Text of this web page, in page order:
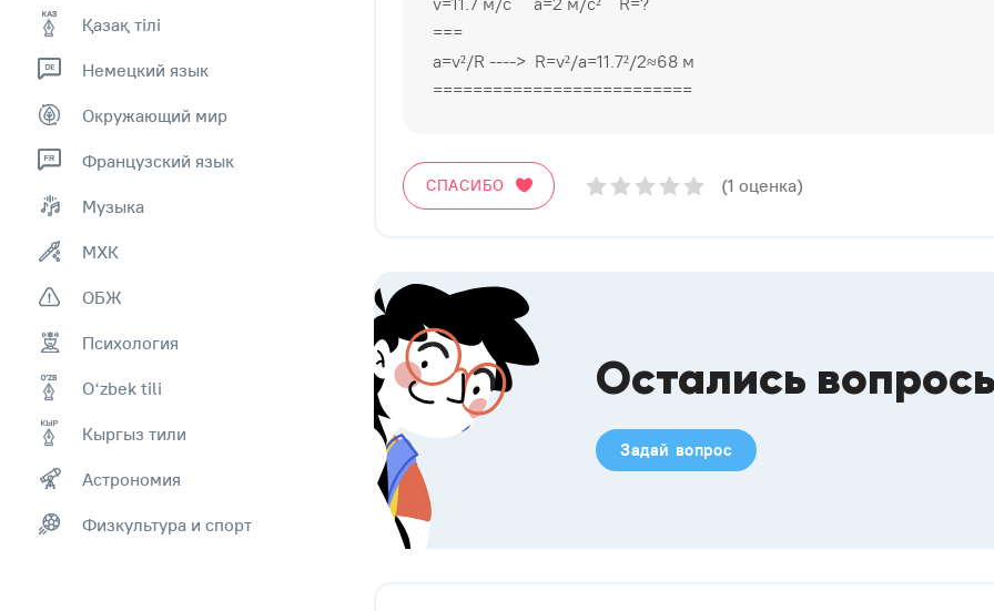
Қазақ тiлi
Немецкий язык
Окружающий мир
Французский язык
Музыка
МХК
ОБЖ
Психология
Оʻzbek tili
Кыргыз тили
Астрономия
Физкультура и спорт
===
a=v²/R ----> R=v²/a=11.7²/2≈68 м
==========================
СПАСИБО (1 оценка)
Остались
Задай вопрос